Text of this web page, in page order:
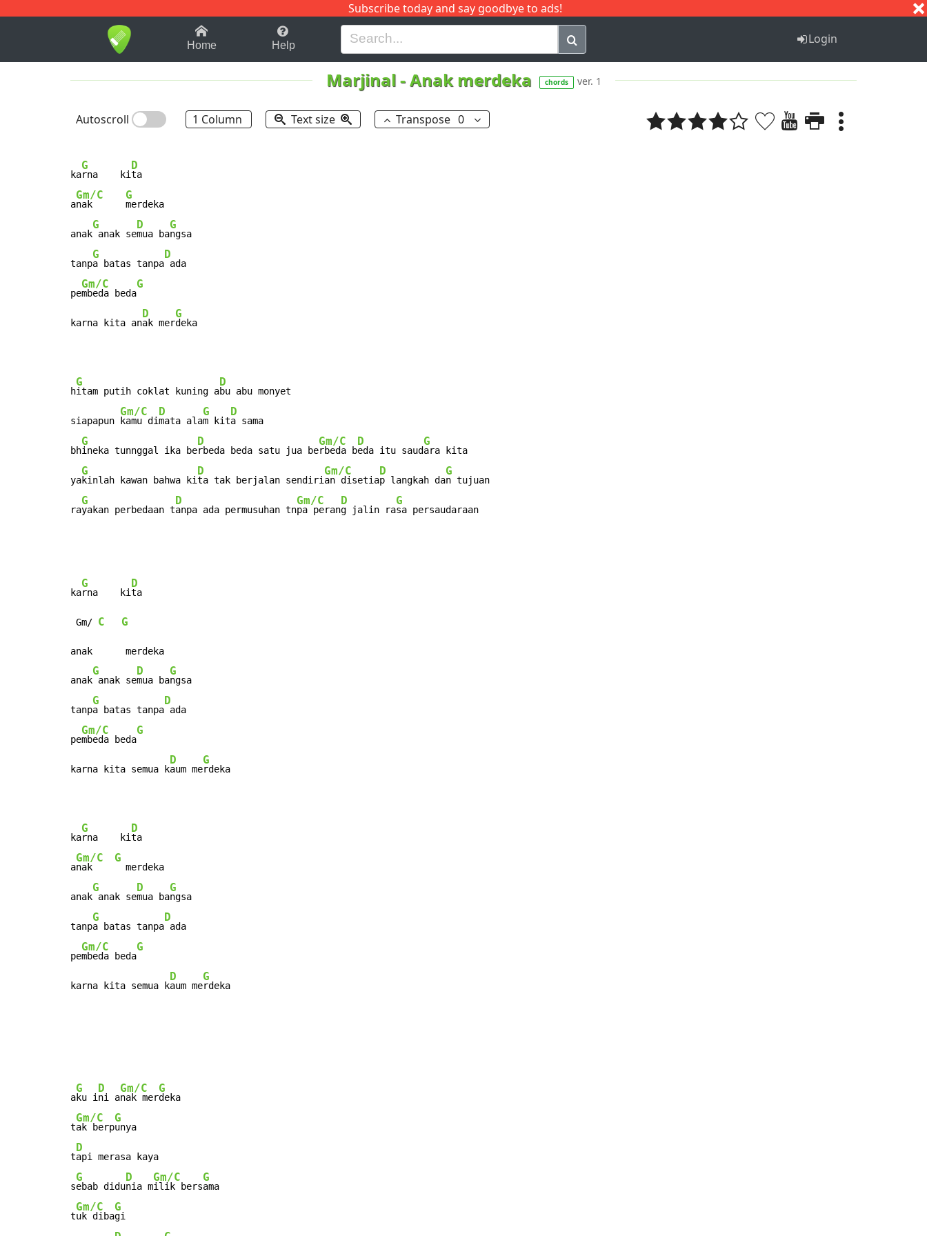
Subscribe today and say goodbye to ads!
1-9 B H I J Q
Home Help Login
Marjinal-Anak merdeka chords ver. 1
Autoscroll 1 Column Text size Transpose 0
ka
G
rna    ki
D
ta
a
Gm/C
nak
G
merdeka
anak
G
anak se
D
mua ba
G
ngsa
tanp
G
a batas tanpa
D
ada
pe
Gm/C
mbeda beda
G
karna kita an
D
ak mer
G
deka
h
G
itam putih coklat kuning a
D
bu abu monyet
siapapun
Gm/C
kamu di
D
mata ala
G
m kit
D
a sama
bh
G
ineka tunnggal ika be
D
rbeda beda satu jua be
Gm/C
rbeda b
D
eda itu saud
G
ara kita
ya
G
kinlah kawan bahwa ki
D
ta tak berjalan sendiri
Gm/C
an disetia
D
p langkah da
G
n tujuan
ra
G
yakan perbedaan t
D
anpa ada permusuhan tn
Gm/C
pa peran
D
g jalin ra
G
sa persaudaraan
ka
G
rna    ki
D
ta
Gm/ C G
anak      merdeka
anak
G
anak se
D
mua ba
G
ngsa
tanp
G
a batas tanpa
D
ada
pe
Gm/C
mbeda beda
G
karna kita semua k
D
aum me
G
rdeka
ka
G
rna    ki
D
ta
a
Gm/C
nak
G
  merdeka
anak
G
anak se
D
mua ba
G
ngsa
tanp
G
a batas tanpa
D
ada
pe
Gm/C
mbeda beda
G
karna kita semua k
D
aum me
G
rdeka
a
G
ku i
D
ni a
Gm/C
nak mer
G
deka
t
Gm/C
ak berp
G
unya
t
D
api merasa kaya
s
G
ebab didu
D
nia m
Gm/C
ilik bers
G
ama
t
Gm/C
uk diba
G
gi